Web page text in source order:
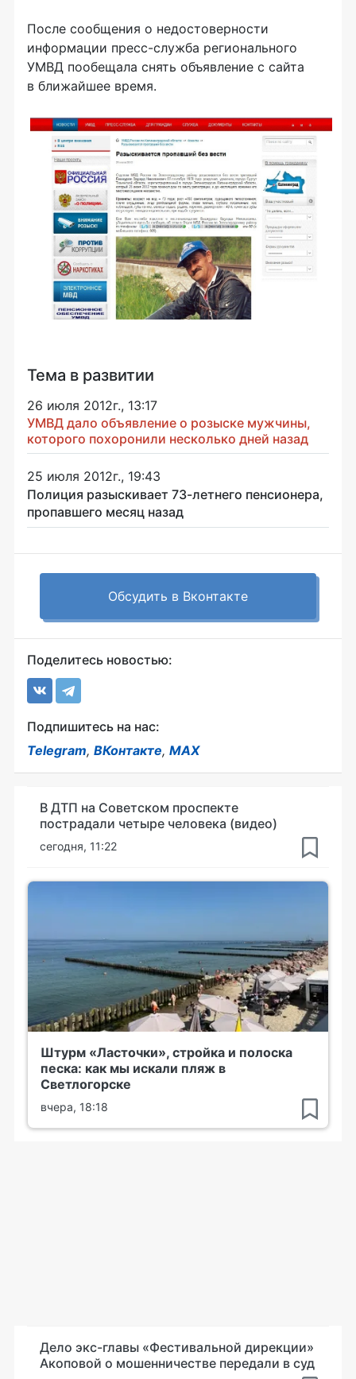
После сообщения о недостоверности
информации пресс-служба регионального
УМВД пообещала снять объявление с сайта
в ближайшее время.
Тема в развитии
26 июля 2012г., 13:17
УМВД дало объявление о розыске мужчины,
которого похоронили несколько дней назад
25 июля 2012г., 19:43
Полиция разыскивает 73-летнего пенсионера,
пропавшего месяц назад
Обсудить в Вконтакте
Поделитесь новостью:
Подпишитесь на нас:
Telegram, ВКонтакте, MAX
В ДТП на Советском проспекте
пострадали четыре человека (видео)
сегодня, 11:22
Штурм «Ласточки», стройка и полоска
песка: как мы искали пляж в
Светлогорске
вчера, 18:18
Дело экс-главы «Фестивальной дирекции»
Акоповой о мошенничестве передали в суд